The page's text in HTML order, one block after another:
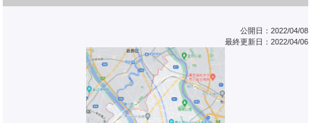
公開日：2022/04/08
最終更新日：2022/04/06